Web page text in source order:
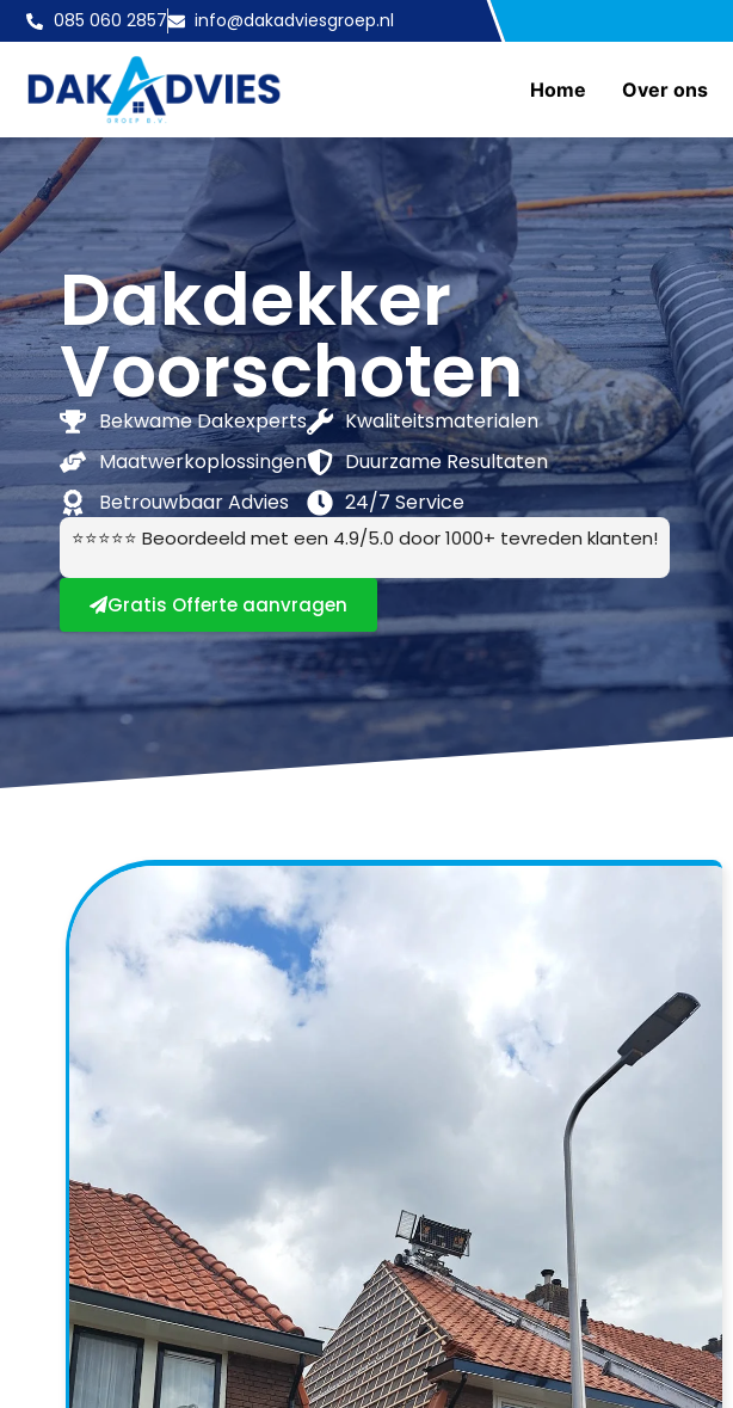
085 060 2857 info@dakadviesgroep.nl
Home Over ons
Dakdekker
Voorschoten
Bekwame Dakexperts
Maatwerkoplossingen
Betrouwbaar Advies
Kwaliteitsmaterialen
Duurzame Resultaten
24/7 Service
⭐⭐⭐⭐⭐ Beoordeeld met een 4.9/5.0 door 1000+ tevreden klanten!
Gratis Offerte aanvragen